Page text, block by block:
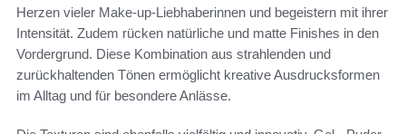
Herzen vieler Make-up-Liebhaberinnen und begeistern mit ihrer
Intensität. Zudem rücken natürliche und matte Finishes in den
Vordergrund. Diese Kombination aus strahlenden und
zurückhaltenden Tönen ermöglicht kreative Ausdrucksformen
im Alltag und für besondere Anlässe.